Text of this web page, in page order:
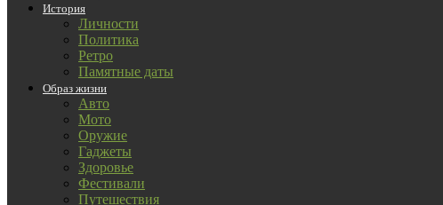
История
Личности
Политика
Ретро
Памятные даты
Образ жизни
Авто
Мото
Оружие
Гаджеты
Здоровье
Фестивали
Путешествия